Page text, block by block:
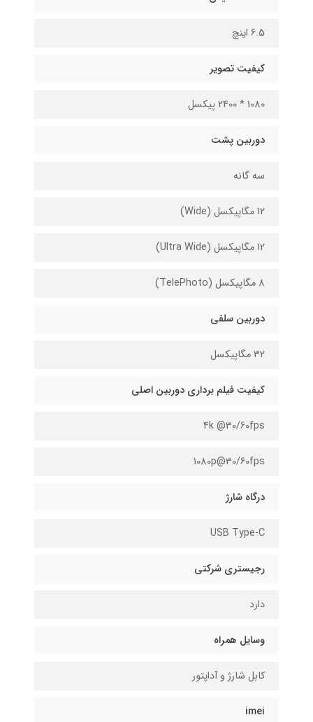
6.5 اینچ
کیفیت تصویر
1080 * 2400 پیکسل
دوربین پشت
سه گانه
12 مگاپیکسل (Wide)
12 مگاپیکسل (Ultra Wide)
8 مگاپیکسل (TelePhoto)
دوربین سلفی
32 مگاپیکسل
کیفیت فیلم برداری دوربین اصلی
4k @30/60fps
1080p@30/60fps
درگاه شارژ
USB Type-C
رجیستری شرکتی
دارد
وسایل همراه
کابل شارژ و آداپتور
imei